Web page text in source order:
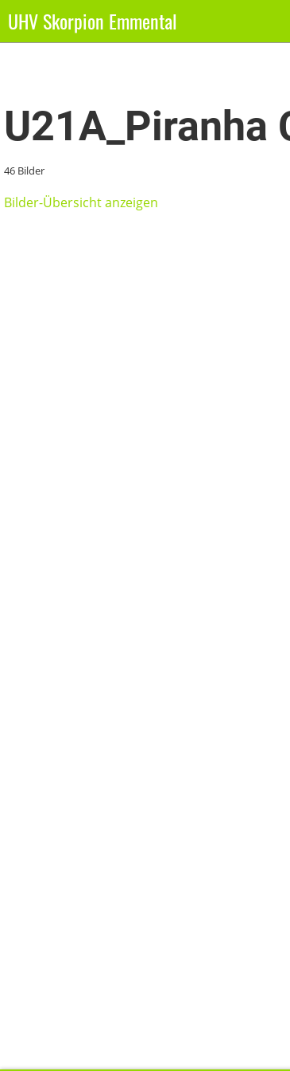
UHV Skorpion Emmental
Zurück
U21A_Piranha
46 Bilder
Bilder-Übersicht anzeigen